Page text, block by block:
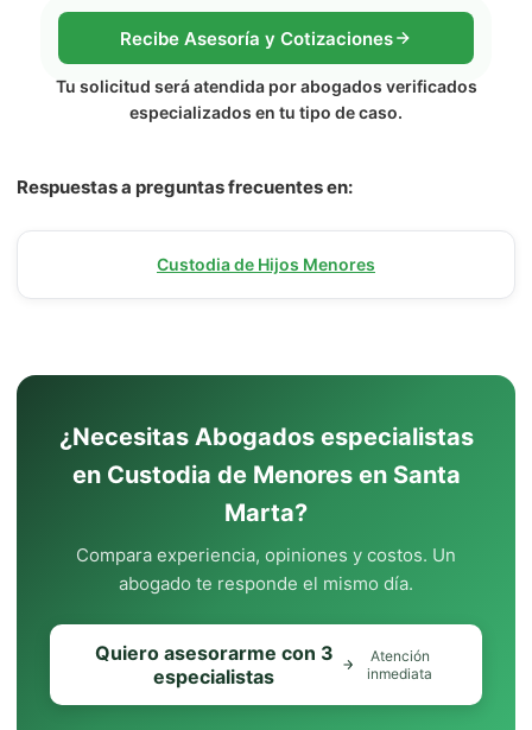
Recibe Asesoría y Cotizaciones
Tu solicitud será atendida por abogados verificados
especializados en tu tipo de caso.
Respuestas a preguntas frecuentes en:
Custodia de Hijos Menores
¿Necesitas Abogados especialistas
en Custodia de Menores en Santa
Marta?
Compara experiencia, opiniones y costos. Un
abogado te responde el mismo día.
Quiero asesorarme con 3
especialistas
Atención
inmediata